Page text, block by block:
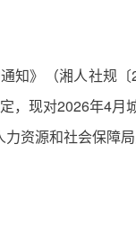
知》（湘人社规
现对2026年4月
资源和社会保障